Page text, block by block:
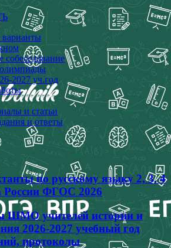
собеседование
2027 уч.год
и статьи
и ответы
по русскому языку 2, 3, 4
России ФГОС 2026
ШМО учителей истории и
2026-2027 учебный год
протоколы